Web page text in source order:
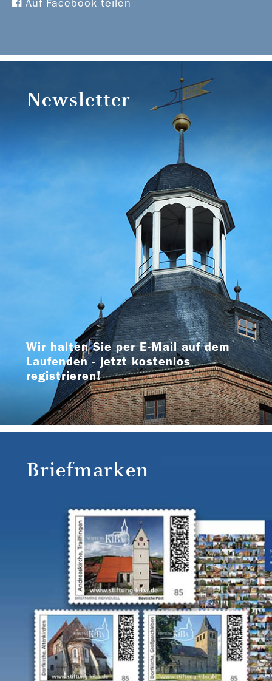
Auf Facebook teilen
Newsletter
Wir halten Sie per E-Mail auf dem
Laufenden - jetzt kostenlos
registrieren!
Briefmarken